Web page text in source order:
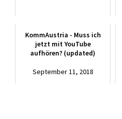
KommAustria - Muss ich
jetzt mit YouTube
aufhören? (updated)
September 11, 2018